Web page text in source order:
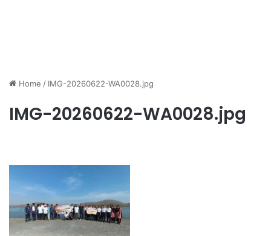
Home / IMG-20260622-WA0028.jpg
IMG-20260622-WA0028.jpg